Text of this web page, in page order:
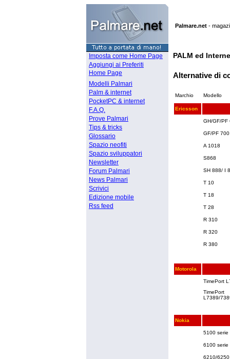
Palmare.net -
Imposta come Home Page
Aggiungi ai Preferiti
Home Page
Modelli Palmari
Palm & internet
PocketPC & internet
F.A.Q.
Prove Palmari
Tips & tricks
Glossario
Spazio neofiti
Spazio sviluppatori
Newsletter
Forum Palmari
News Palmari
Scrivici
Edizione mobile
Rss feed
PALM ed
Alternative di
Marchio Modello
Ericsson
GH/GF/PF
GF/PF
A 1018
S868
SH 888/ I
T 10
T 18
T 28
R 310
R 320
R 380
Motorola
TimePort
TimePort
L7389/
Nokia
5100 serie
6100 serie
6210/6250